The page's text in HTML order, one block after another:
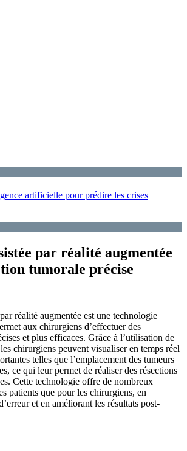
artificielle pour prédire les crises
par réalité augmentée
tumorale précise
réalité augmentée est une technologie
aux chirurgiens d’effectuer des
et plus efficaces. Grâce à l’utilisation de
chirurgiens peuvent visualiser en temps réel
telles que l’emplacement des tumeurs
ce qui leur permet de réaliser des résections
Cette technologie offre de nombreux
patients que pour les chirurgiens, en
et en améliorant les résultats post-